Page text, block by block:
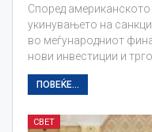
Според
укинувањето на
во меѓународниот
нови инвестиции и
ПОВЕЌЕ...
СВЕТ